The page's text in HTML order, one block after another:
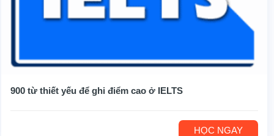
900 từ thiết yếu để ghi điểm cao ở IELTS
HỌC NGAY